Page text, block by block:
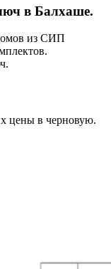
в Балхаше.
из СИП
цены в черновую.